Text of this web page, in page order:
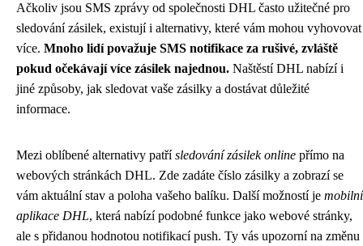
Ačkoliv jsou SMS zprávy od společnosti DHL často užitečné pro
sledování zásilek, existují i ​​alternativy, které vám mohou vyhovovat
více. Mnoho lidí považuje SMS notifikace za rušivé, zvláště
pokud očekávají více zásilek najednou. Naštěstí DHL nabízí i
jiné způsoby, jak sledovat vaše zásilky a dostávat důležité
informace.
Mezi oblíbené alternativy patřísledování zásilek online přímo na
webových stránkách DHL. Zde zadáte číslo zásilky a zobrazí se
vám aktuální stav a poloha vašeho balíku. Další možností je mobilní
aplikace DHL, která nabízí podobné funkce jako webové stránky,
ale s přidanou hodnotou notifikací push. Ty vás upozorní na změnu